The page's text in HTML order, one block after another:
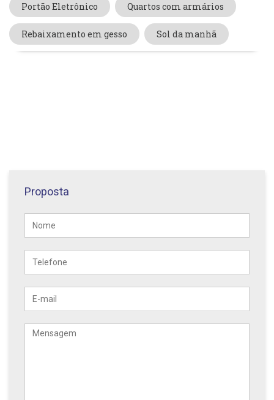
Portão Eletrônico Quartos com armários
Rebaixamento em gesso Sol da manhã
Proposta
Nome
Telefone
mail
Mensagem